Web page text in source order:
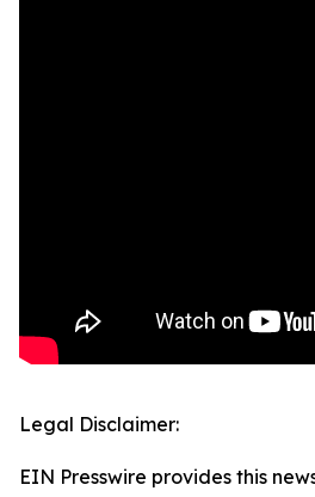
Legal Disclaimer:
EIN Presswire provides this